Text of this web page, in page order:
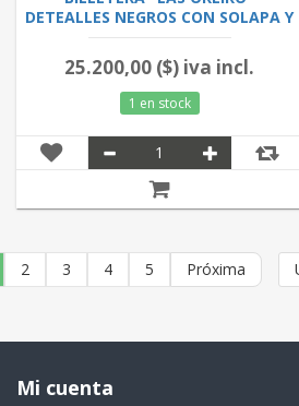
DETEALLES NEGROS CON SOLAPA Y
CIERRE INTERNO 10.25
25.200,00 ($) iva incl.
1 en stock
2 3 4 5 Próxima
Mi cuenta